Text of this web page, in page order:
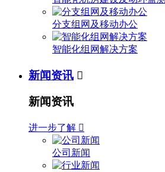
分支组网及移动办公
智能化组网解决方案
新闻资讯 
新闻资讯
进一步了解 
公司新闻